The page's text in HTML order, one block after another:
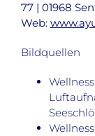
77 | 01968
Web:
Bildquellen